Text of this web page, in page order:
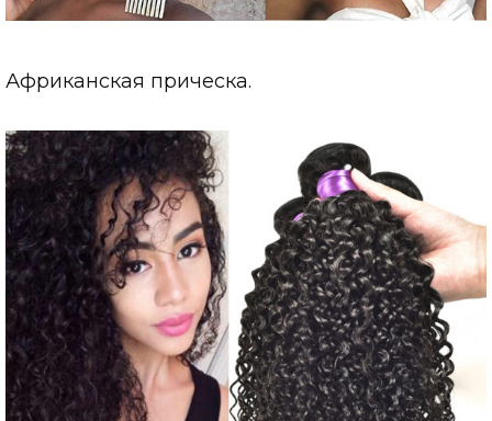
Африканская прическа.